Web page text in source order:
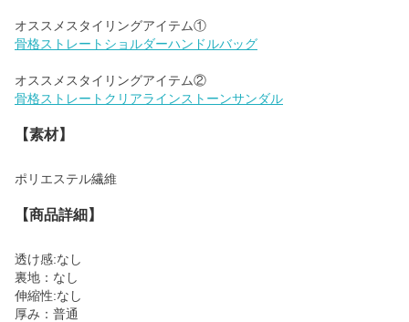
骨格ストレートショルダーハンドルバッグ
骨格ストレートクリアラインストーンサンダル
【素材】
ポリエステル繊維
【商品詳細】
透け感:なし
裏地：なし
伸縮性:なし
厚み：普通